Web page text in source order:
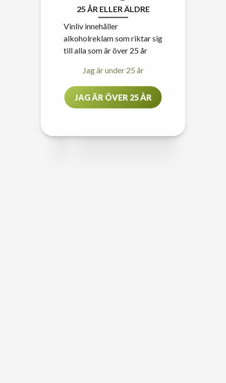
25 ÅR ELLER ÄLDRE
Vinliv innehåller
alkoholreklam som riktar sig
till alla som är över 25 år
Jag är under 25 år
JAG ÄR ÖVER 25 ÅR